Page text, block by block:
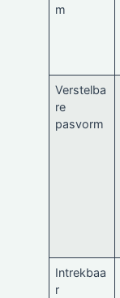
m
Verstelba
re
pasvorm
Intrekbaa
r